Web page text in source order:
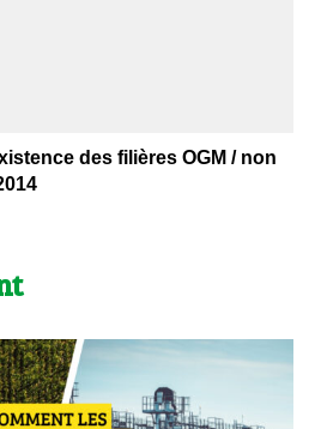
des filières OGM / non